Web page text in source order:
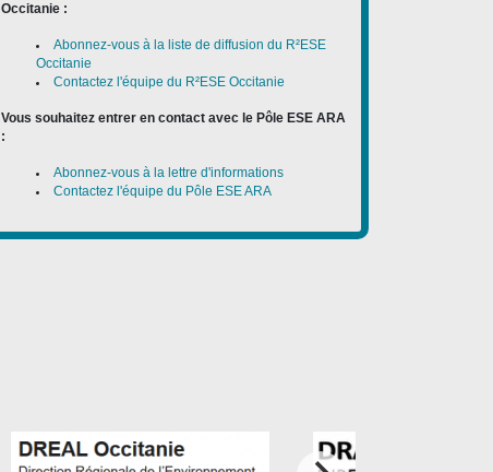
Occitanie :
Abonnez-vous à la liste de diffusion du R²ESE
Occitanie
Contactez l'équipe du R²ESE Occitanie
Vous souhaitez entrer en contact avec le Pôle ESE ARA
:
Abonnez-vous à la lettre d'informations
Contactez l'équipe du Pôle ESE ARA